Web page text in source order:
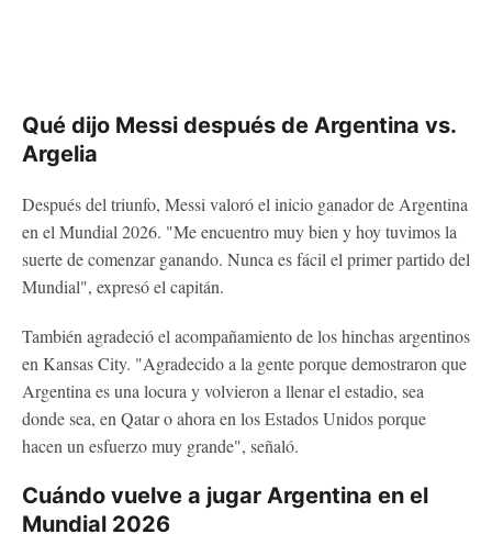
Qué dijo Messi después de Argentina vs.
Argelia
Después del triunfo, Messi valoró el inicio ganador de Argentina
en el Mundial 2026. "Me encuentro muy bien y hoy tuvimos la
suerte de comenzar ganando. Nunca es fácil el primer partido del
Mundial", expresó el capitán.
También agradeció el acompañamiento de los hinchas argentinos
en Kansas City. "Agradecido a la gente porque demostraron que
Argentina es una locura y volvieron a llenar el estadio, sea
donde sea, en Qatar o ahora en los Estados Unidos porque
hacen un esfuerzo muy grande", señaló.
Cuándo vuelve a jugar Argentina en el
Mundial 2026